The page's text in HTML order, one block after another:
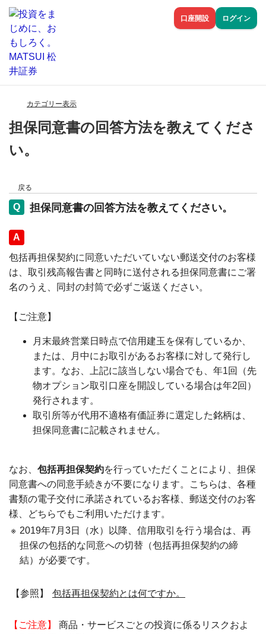
口座開設 ログイン
カテゴリー表示
担保同意書の回答方法を教えてくださ
い。
戻る
担保同意書の回答方法を教えてください。
回答
包括再担保契約に同意いただいていない郵送交付のお客様
は、取引残高報告書と同時に送付される担保同意書にご署
名のうえ、同封の封筒で必ずご返送ください。
【ご注意】
月末最終営業日時点で信用建玉を保有しているか、
または、月中にお取引があるお客様に対して発行し
ます。なお、上記に該当しない場合でも、年1回（先
物オプション取引口座を開設している場合は年2回）
発行されます。
取引所等が代用不適格有価証券に選定した銘柄は、
担保同意書に記載されません。
なお、 包括再担保契約を行っていただくことにより、担保
同意書への同意手続きが不要になります。こちらは、各種
書類の電子交付に承諾されているお客様、郵送交付のお客
様、どちらでもご利用いただけます。
※ 2019年7月3日（水）以降、信用取引を行う場合は、再
担保の包括的な同意への切替（包括再担保契約の締
結）が必要です。
【参照】 包括再担保契約とは何ですか。
【ご注意】
商品・サービスごとの投資に係るリスクおよ